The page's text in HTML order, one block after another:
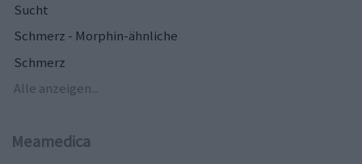
Sucht
Schmerz - Morphin-ähnliche
Schmerz
Alle anzeigen...
Meamedica